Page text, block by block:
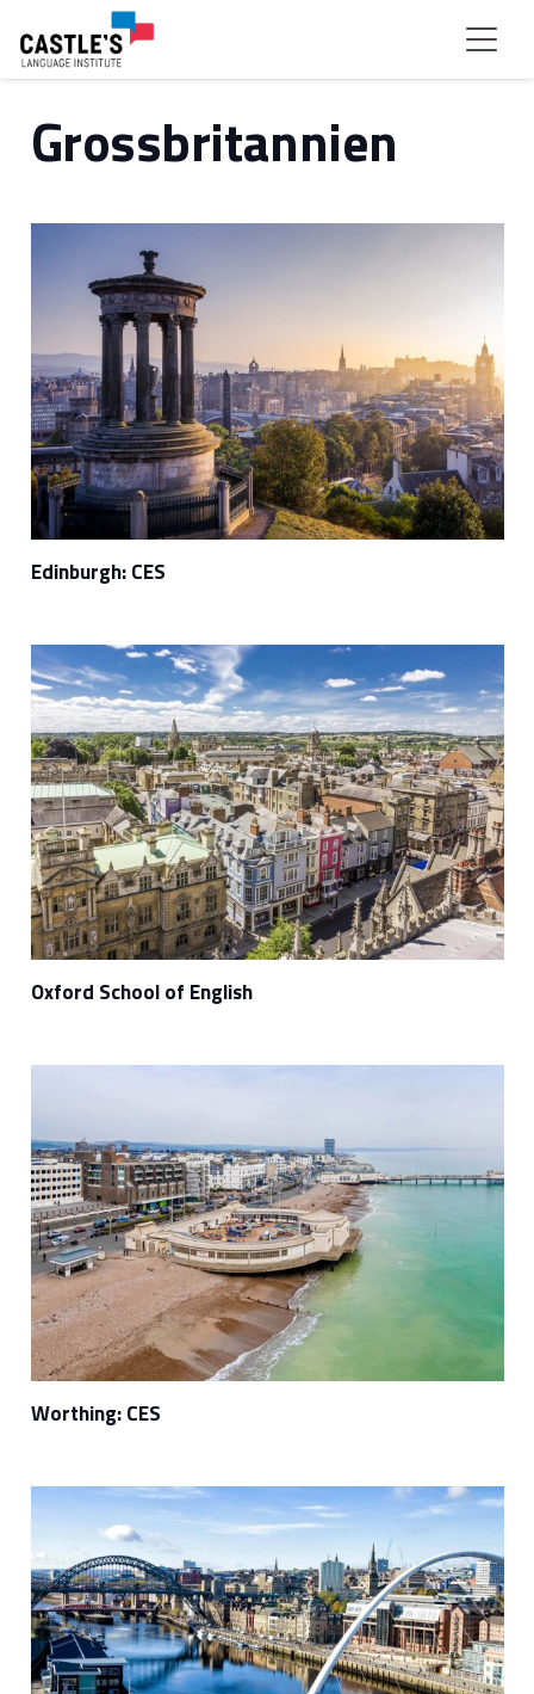
Grossbritannien
Edinburgh: CES
Oxford School of English
Worthing: CES